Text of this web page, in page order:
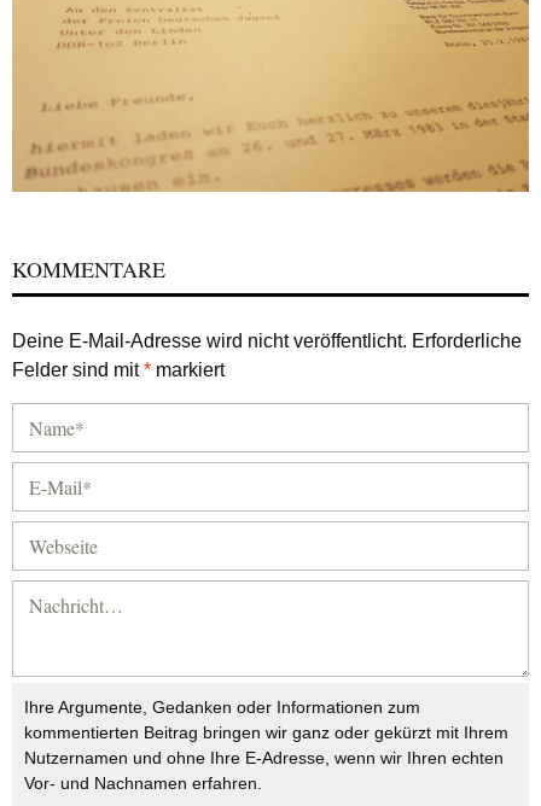
KOMMENTARE
Deine E-Mail-Adresse wird nicht veröffentlicht. Erforderliche
Felder sind mit* markiert
Ihre Argumente, Gedanken oder Informationen zum
kommentierten Beitrag bringen wir ganz oder gekürzt mit Ihrem
Nutzernamen und ohne Ihre E-Adresse, wenn wir Ihren echten
Vor- und Nachnamen erfahren.